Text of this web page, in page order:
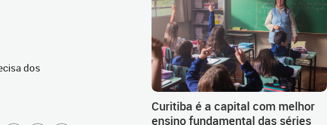
dos
Curitiba é a capital com melhor
ensino fundamental das séries